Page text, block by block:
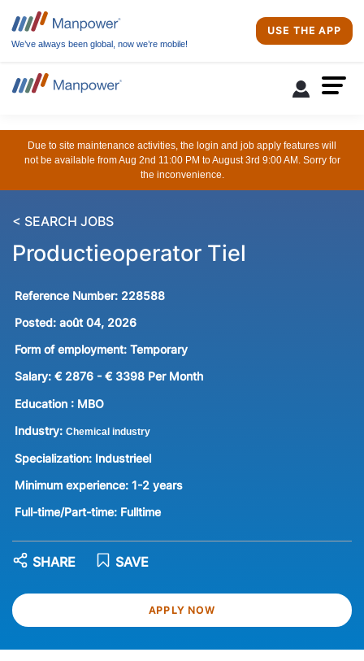
We’ve always been global, now we’re mobile!
USE THE APP
Due to site maintenance activities, the login and job apply features will
not be available from Aug 2nd 11:00 PM to August 3rd 9:00 AM. Sorry for
the inconvenience.
< SEARCH JOBS
Productieoperator Tiel
Reference Number: 228588
Posted: août 04, 2026
Form of employment: Temporary
Salary: € 2876 - € 3398 Per Month
Education : MBO
Industry: Chemical industry
Specialization: Industrieel
Minimum experience: 1-2 years
Full-time/Part-time: Fulltime
APPLY NOW
SAVE
SHARE